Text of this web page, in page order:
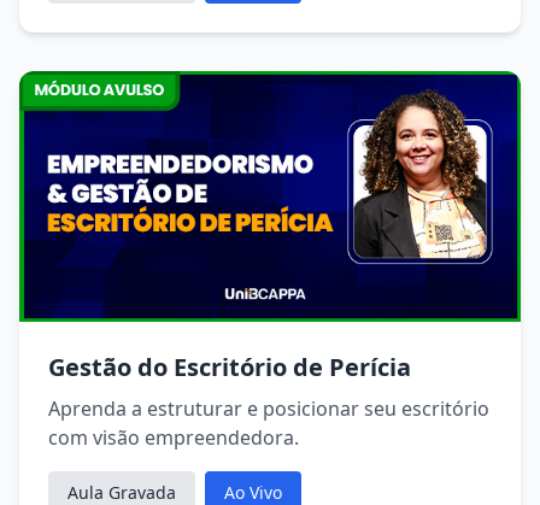
Gestão do Escritório de Perícia
Aprenda a estruturar e posicionar seu escritório
com visão empreendedora.
Aula Gravada Ao Vivo